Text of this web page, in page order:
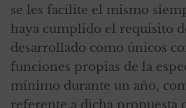
se les facilite el mismo
haya cumplido el requisito
desarrollado como únicos
funciones propias de la
mínimo durante un año,
referente a dicha propuesta